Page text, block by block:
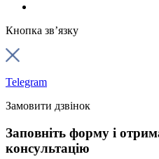
Кнопка зв’язку
Telegram
Замовити дзвінок
Заповніть форму і
консультацію